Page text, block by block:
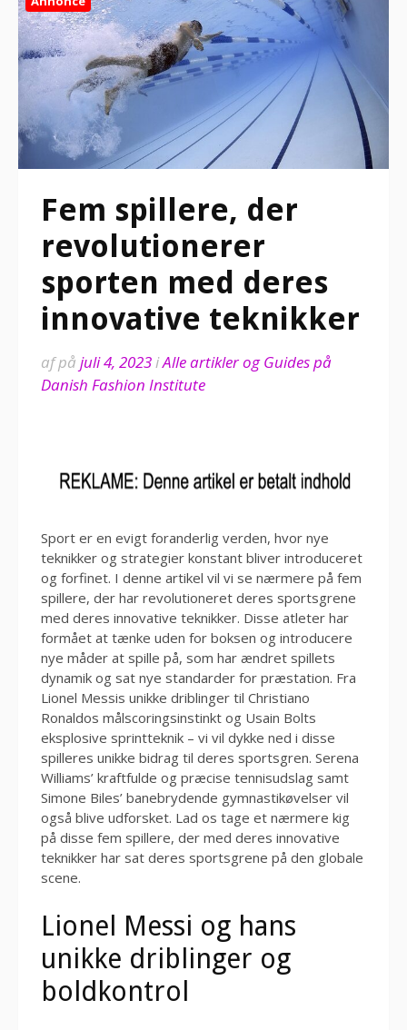
Fem spillere, der
revolutionerer
sporten med deres
innovative teknikker
afpå juli 4, 2023iAlle artikler og Guides på
Danish Fashion Institute
Sport er en evigt foranderlig verden, hvor nye
teknikker og strategier konstant bliver introduceret
og forfinet. I denne artikel vil vi se nærmere på fem
spillere, der har revolutioneret deres sportsgrene
med deres innovative teknikker. Disse atleter har
formået at tænke uden for boksen og introducere
nye måder at spille på, som har ændret spillets
dynamik og sat nye standarder for præstation. Fra
Lionel Messis unikke driblinger til Christiano
Ronaldos målscoringsinstinkt og Usain Bolts
eksplosive sprintteknik – vi vil dykke ned i disse
spilleres unikke bidrag til deres sportsgren. Serena
Williams’ kraftfulde og præcise tennisudslag samt
Simone Biles’ banebrydende gymnastikøvelser vil
også blive udforsket. Lad os tage et nærmere kig
på disse fem spillere, der med deres innovative
teknikker har sat deres sportsgrene på den globale
scene.
Lionel Messi og hans
unikke driblinger og
boldkontrol